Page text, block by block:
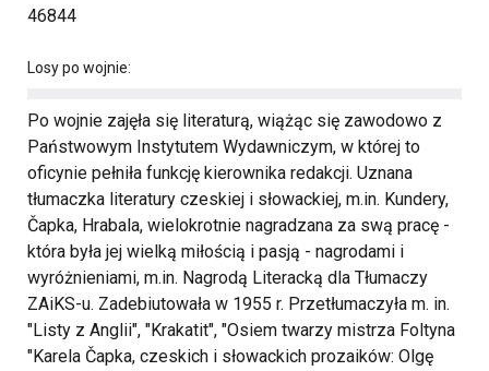
46844
Losy po wojnie:
Po wojnie zajęła się literaturą, wiążąc się zawodowo z
Państwowym Instytutem Wydawniczym, w której to
oficynie pełniła funkcję kierownika redakcji. Uznana
tłumaczka literatury czeskiej i słowackiej, m.in. Kundery,
Čapka, Hrabala, wielokrotnie nagradzana za swą pracę -
która była jej wielką miłością i pasją - nagrodami i
wyróżnieniami, m.in. Nagrodą Literacką dla Tłumaczy
ZAiKS-u. Zadebiutowała w 1955 r. Przetłumaczyła m. in.
"Listy z Anglii", "Krakatit", "Osiem twarzy mistrza Foltyna
"Karela Čapka, czeskich i słowackich prozaików: Olgę